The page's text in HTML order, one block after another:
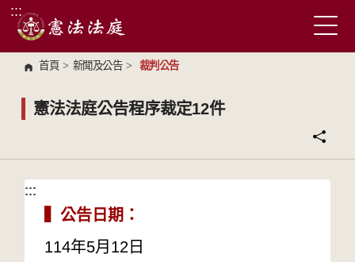
跳到主要內容區塊
:::
首頁 > 新聞及公告 > 裁判公告
憲法法庭公告程序裁定12件
:::
:::
▍公告日期：
114年5月12日